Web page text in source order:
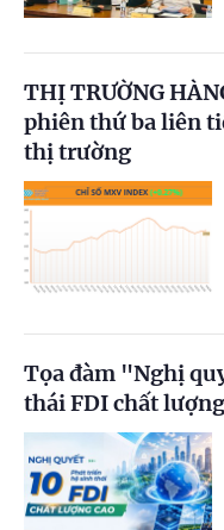
THỊ TRƯỜNG
phiên thứ ba liên
thị trường
Tọa đàm "Nghị
thái FDI chất